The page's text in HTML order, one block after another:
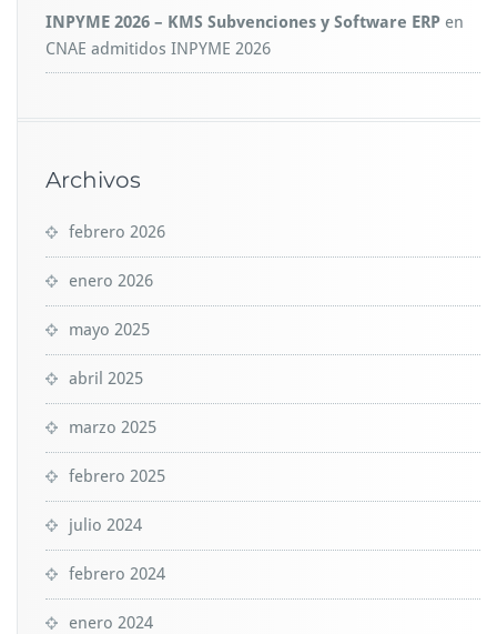
INPYME 2026 – KMS Subvenciones y Software ERP en
CNAE admitidos INPYME 2026
Archivos
febrero 2026
enero 2026
mayo 2025
abril 2025
marzo 2025
febrero 2025
julio 2024
febrero 2024
enero 2024